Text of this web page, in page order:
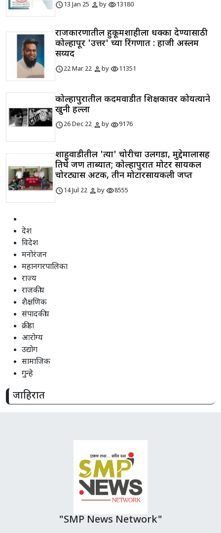
schedule13 Jan 25 personbyvisibility13180
राजकारणातील हुकूमशाहीला धक्का देण्यासाठी
कोल्हापूर 'उत्तर' च्या रिंगणात : हाजी अस्लम
सय्यद
schedule22 Mar 22 personbyvisibility11351
कोल्हापुरातील कदमवाडीत शिक्षकावर कोयत्याने
खुनी हल्ला
schedule26 Dec 22 personbyvisibility9176
शाहुवाडीतील 'त्या' चोरीचा उलगडा, मुद्देमालासह
तिघे जण ताब्यात; कोल्हापुरात मोटर सायकल
चोरट्यास अटक, तीन मोटारसायकली जप्त
schedule14 Jul 22 personbyvisibility8555
देश
विदेश
मनोरंजन
महानगरपालिका
राज्य
राजकीय
शैक्षणिक
संपादकीय
क्रीडा
आरोग्य
उद्योग
सामाजिक
गुन्हे
जाहिरात
"SMP News Network"